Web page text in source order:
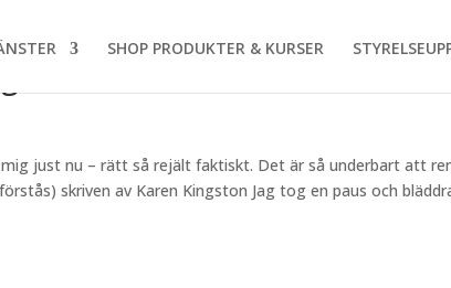
SHOP PRODUKTER & KURSER
just nu – rätt så rejält faktiskt. Det är så underbart att
skriven av Karen Kingston Jag tog en paus och